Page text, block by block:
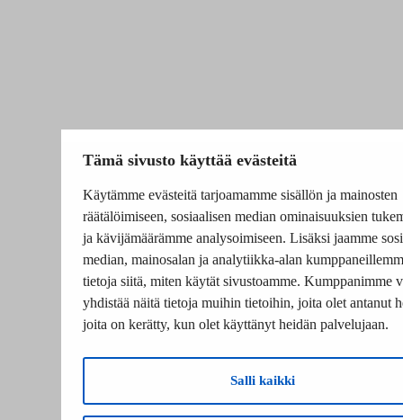
Tämä sivusto käyttää evästeitä
Käytämme evästeitä tarjoamamme sisällön ja mainosten
räätälöimiseen, sosiaalisen median ominaisuuksien
ja kävijämäärämme analysoimiseen. Lisäksi jaamme
median, mainosalan ja analytiikka-alan
tietoja siitä, miten käytät sivustoamme. Kumppanimme
yhdistää näitä tietoja muihin tietoihin, joita olet antanut
joita on kerätty, kun olet käyttänyt heidän palvelujaan.
Salli kaikki